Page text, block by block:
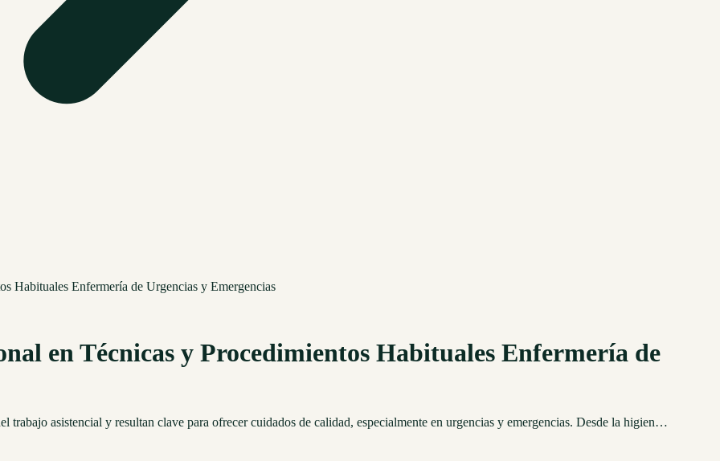
Habituales Enfermería de Urgencias y Emergencias
en Técnicas y Procedimientos Habituales Enfermería de
trabajo asistencial y resultan clave para ofrecer cuidados de calidad, especialmente en urgencias y emergencias. Desde la higien…